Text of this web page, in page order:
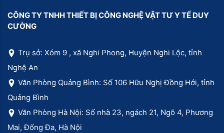
CÔNG TY TNHH THIẾT BỊ CÔNG NGHỆ VẬT TƯ Y TẾ DUY
CƯỜNG
Trụ sở: Xóm 9 , xã Nghi Phong, Huyện Nghi Lộc, tỉnh
Nghệ An
Văn Phòng Quảng Bình: Số 106 Hữu Nghị Đồng Hới, tỉnh
Quảng Bình
Văn Phòng Hà Nội: Số nhà 23, ngách 21, Ngõ 4, Phương
Mai, Đống Đa, Hà Nội